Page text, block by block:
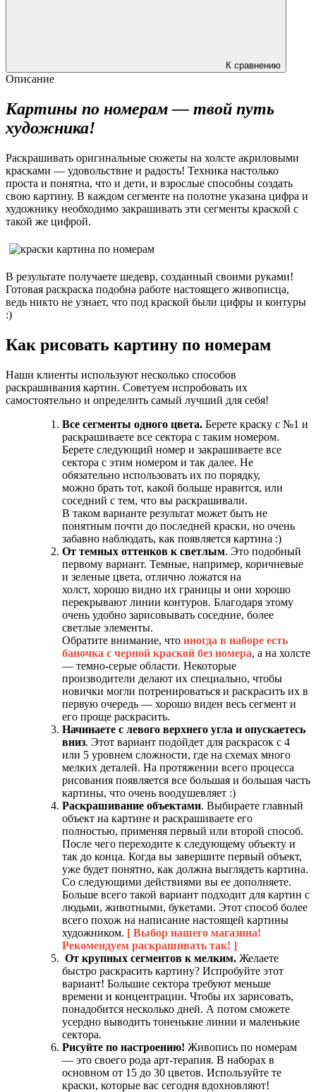
К сравнению
Описание
Картины по номерам — твой путь
художника!
Раскрашивать оригинальные сюжеты на холсте акриловыми
красками — удовольствие и радость! Техника настолько
проста и понятна, что и дети, и взрослые способны создать
свою картину. В каждом сегменте на полотне указана цифра и
художнику необходимо закрашивать эти сегменты краской с
такой же цифрой.
В результате получаете шедевр, созданный своими руками!
Готовая раскраска подобна работе настоящего живописца,
ведь никто не узнает, что под краской были цифры и контуры
:)
Как рисовать картину по номерам
Наши клиенты используют несколько способов
раскрашивания картин. Советуем испробовать их
самостоятельно и определить самый лучший для себя!
Все сегменты одного цвета. Берете краску с №1 и
раскрашиваете все сектора с таким номером.
Берете следующий номер и закрашиваете все
сектора с этим номером и так далее. Не
обязательно использовать их по порядку,
можно брать тот, какой больше нравится, или
соседний с тем, что вы раскрашивали.
В таком варианте результат может быть не
понятным почти до последней краски, но очень
забавно наблюдать, как появляется картина :)
От темных оттенков к светлым. Это подобный
первому вариант. Темные, например, коричневые
и зеленые цвета, отлично ложатся на
холст, хорошо видно их границы и они хорошо
перекрывают линии контуров. Благодаря этому
очень удобно зарисовывать соседние, более
светлые элементы.
Обратите внимание, что иногда в наборе есть
баночка с черной краской без номера, а на холсте
— темно-серые области. Некоторые
производители делают их специально, чтобы
новички могли потренироваться и раскрасить их в
первую очередь — хорошо виден весь сегмент и
его проще раскрасить.
Начинаете с левого верхнего угла и опускаетесь
вниз. Этот вариант подойдет для раскрасок с 4
или 5 уровнем сложности, где на схемах много
мелких деталей. На протяжении всего процесса
рисования появляется все большая и большая часть
картины, что очень воодушевляет :)
Раскрашивание объектами. Выбираете главный
объект на картине и раскрашиваете его
полностью, применяя первый или второй способ.
После чего переходите к следующему объекту и
так до конца. Когда вы завершите первый объект,
уже будет понятно, как должна выглядеть картина.
Со следующими действиями вы ее дополняете.
Больше всего такой вариант подходит для картин с
людьми, животными, букетами. Этот способ более
всего похож на написание настоящей картины
художником. [ Выбор нашего магазина!
Рекомендуем раскрашивать так! ]
От крупных сегментов к мелким. Желаете
быстро раскрасить картину? Испробуйте этот
вариант! Большие сектора требуют меньше
времени и концентрации. Чтобы их зарисовать,
понадобится несколько дней. А потом сможете
усердно выводить тоненькие линии и маленькие
сектора.
Рисуйте по настроению! Живопись по номерам
— это своего рода арт-терапия. В наборах в
основном от 15 до 30 цветов. Используйте те
краски, которые вас сегодня вдохновляют!